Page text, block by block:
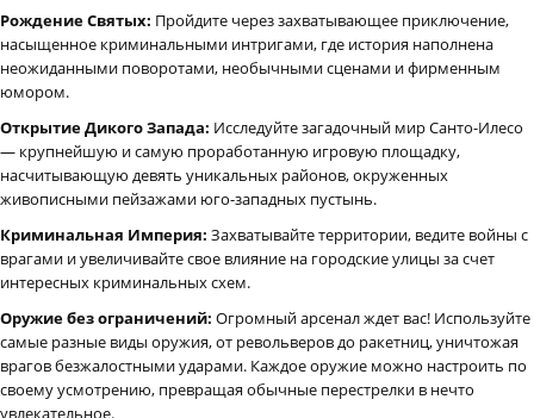
Рождение Святых: Пройдите через захватывающее приключение,
насыщенное криминальными интригами, где история наполнена
неожиданными поворотами, необычными сценами и фирменным
юмором.
Открытие Дикого Запада: Исследуйте загадочный мир Санто-Илесо
— крупнейшую и самую проработанную игровую площадку,
насчитывающую девять уникальных районов, окруженных
живописными пейзажами юго-западных пустынь.
Криминальная Империя: Захватывайте территории, ведите войны с
врагами и увеличивайте свое влияние на городские улицы за счет
интересных криминальных схем.
Оружие без ограничений: Огромный арсенал ждет вас! Используйте
самые разные виды оружия, от револьверов до ракетниц, уничтожая
врагов безжалостными ударами. Каждое оружие можно настроить по
своему усмотрению, превращая обычные перестрелки в нечто
увлекательное.